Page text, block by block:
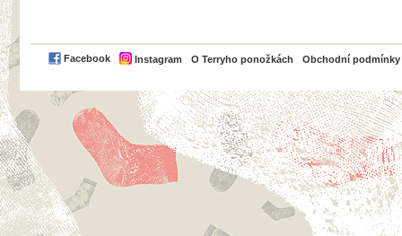
Facebook Instagram O Terryho ponožkách Obchodní podmínky
PayPal